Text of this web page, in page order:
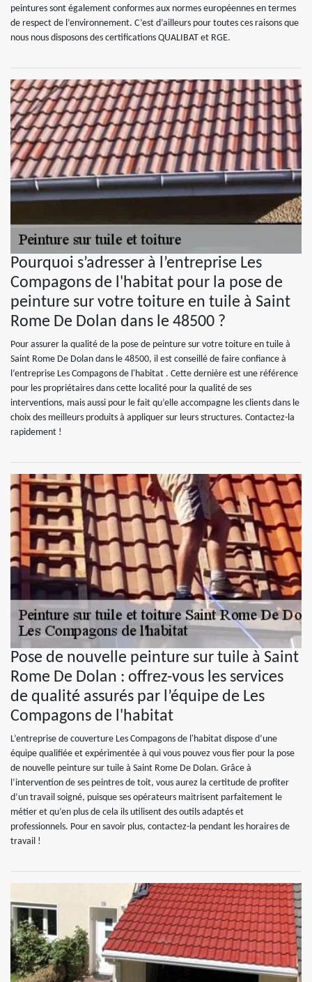
peintures sont également conformes aux normes européennes en termes
de respect de l’environnement. C’est d’ailleurs pour toutes ces raisons que
nous nous disposons des certifications QUALIBAT et RGE.
Pourquoi s’adresser à l’entreprise Les
Compagons de l'habitat pour la pose de
peinture sur votre toiture en tuile à Saint
Rome De Dolan dans le 48500 ?
Pour assurer la qualité de la pose de peinture sur votre toiture en tuile à
Saint Rome De Dolan dans le 48500, il est conseillé de faire confiance à
l’entreprise Les Compagons de l'habitat . Cette dernière est une référence
pour les propriétaires dans cette localité pour la qualité de ses
interventions, mais aussi pour le fait qu’elle accompagne les clients dans le
choix des meilleurs produits à appliquer sur leurs structures. Contactez-la
rapidement !
Pose de nouvelle peinture sur tuile à Saint
Rome De Dolan : offrez-vous les services
de qualité assurés par l’équipe de Les
Compagons de l'habitat
L’entreprise de couverture Les Compagons de l'habitat dispose d’une
équipe qualifiée et expérimentée à qui vous pouvez vous fier pour la pose
de nouvelle peinture sur tuile à Saint Rome De Dolan. Grâce à
l’intervention de ses peintres de toit, vous aurez la certitude de profiter
d’un travail soigné, puisque ses opérateurs maitrisent parfaitement le
métier et qu’en plus de cela ils utilisent des outils adaptés et
professionnels. Pour en savoir plus, contactez-la pendant les horaires de
travail !